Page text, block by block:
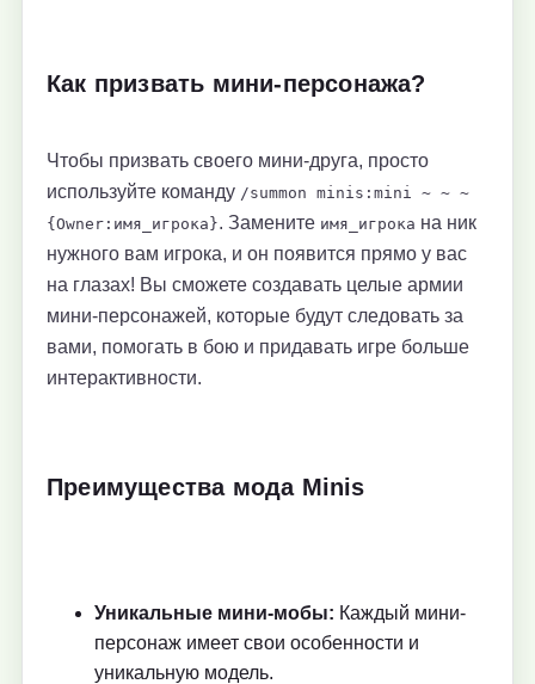
Как призвать мини-персонажа?
Чтобы призвать своего мини-друга, просто
используйте команду /summon minis:mini ~ ~ ~
{Owner:имя_игрока}. Замените имя_игрока на ник
нужного вам игрока, и он появится прямо у вас
на глазах! Вы сможете создавать целые армии
мини-персонажей, которые будут следовать за
вами, помогать в бою и придавать игре больше
интерактивности.
Преимущества мода Minis
Уникальные мини-мобы: Каждый мини-
персонаж имеет свои особенности и
уникальную модель.